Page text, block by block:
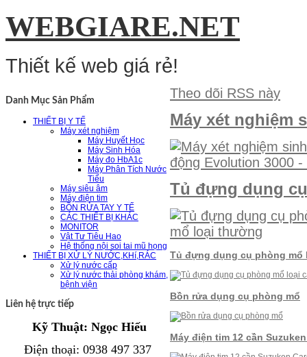
WEBGIARE.NET
Thiết kế web giá rẻ!
Danh Mục Sản Phẩm
THIẾT BỊ Y TẾ
Máy xét nghiệm
Máy Huyết Học
Máy Sinh Hóa
Máy đo HbA1c
Máy Phân Tích Nước
Tiểu
Máy siêu âm
Máy điện tim
BỒN RỬA TAY Y TẾ
CÁC THIẾT BỊ KHÁC
MONITOR
Vật Tư Tiêu Hao
Hệ thống nội soi tai mũ họng
THIẾT BỊ XỬ LÝ NƯỚC,KHí,RÁC
Xử lý nước cấp
Xử lý nước thải phòng khám,
bệnh viện
Liên hệ trực tiếp
Kỹ Thuật: Ngọc Hiếu
Điện thoại: 0938 497 337
Theo dõi RSS này
Máy xét nghiệm
Tủ đựng dụng
Tủ đựng dụng cụ phòng mổ
Bồn rửa dụng cụ phòng mổ
Máy điện tim 12 cần